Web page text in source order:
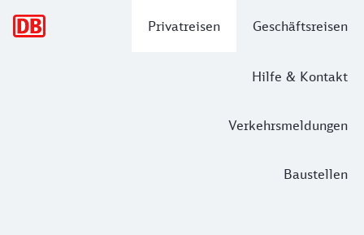
Privatreisen Geschäftsreisen
Hilfe & Kontakt
Verkehrsmeldungen
Baustellen